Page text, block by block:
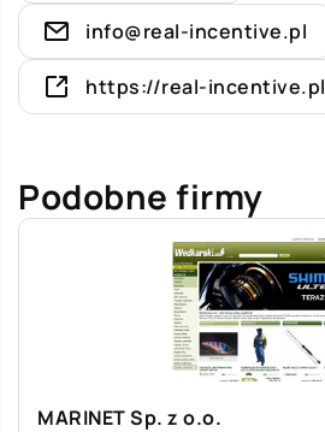
info@real-incentive.pl
https://real-incentive.pl
Podobne firmy
MARINET Sp. z o.o.